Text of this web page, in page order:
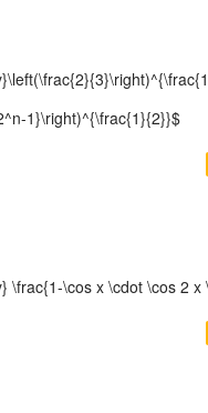
1}\right)^{\frac{1}{2}}$
\frac{1-\cos x \cdot \cos 2